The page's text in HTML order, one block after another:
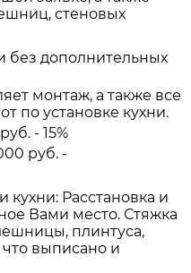
стеновых
без дополнительных
монтаж, а также все
по установке кухни.
- 15%
руб. -
кухни: Расстановка и
Вами место. Стяжка
плинтуса,
что выписано и